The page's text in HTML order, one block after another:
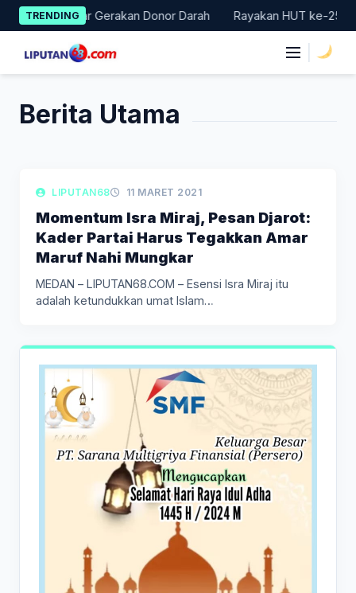
Skip
to
content
TRENDING
Gelar Gerakan Donor Darah Rayakan HUT ke-25,
Berita Utama
LIPUTAN KEAGAMAAN
LIPUTAN68 11 MARET 2021
Momentum Isra Miraj, Pesan Djarot:
Kader Partai Harus Tegakkan Amar
Maruf Nahi Mungkar
MEDAN – LIPUTAN68.COM – Esensi Isra Miraj itu
adalah ketundukkan umat Islam…